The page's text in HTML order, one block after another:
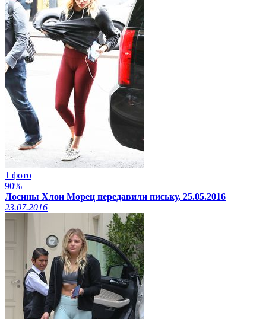
1 фото
90%
Лосины Хлои Морец передавили письку, 25.05.2016
23.07.2016